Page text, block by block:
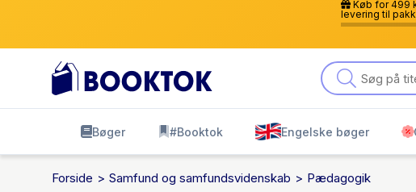
Køb for 499
levering til
Bøger #Booktok Engelske bøger
Forside Samfund og samfundsvidenskab Pædagogik